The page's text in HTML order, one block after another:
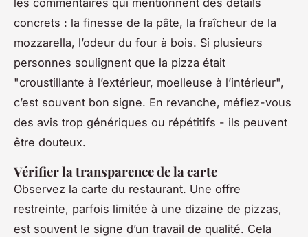
les commentaires qui mentionnent des détails
concrets : la finesse de la pâte, la fraîcheur de la
mozzarella, l’odeur du four à bois. Si plusieurs
personnes soulignent que la pizza était
"croustillante à l’extérieur, moelleuse à l’intérieur",
c’est souvent bon signe. En revanche, méfiez-vous
des avis trop génériques ou répétitifs - ils peuvent
être douteux.
Vérifier la transparence de la carte
Observez la carte du restaurant. Une offre
restreinte, parfois limitée à une dizaine de pizzas,
est souvent le signe d’un travail de qualité. Cela